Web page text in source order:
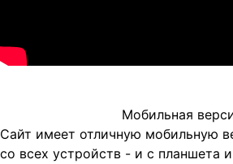
Мобильная
Сайт имеет отличную мобильную
со всех устройств - и с планшета